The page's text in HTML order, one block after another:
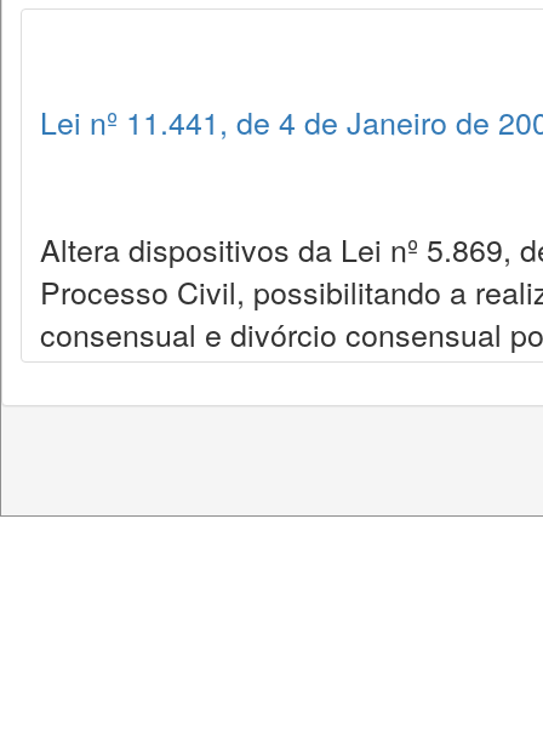
Lei nº 11.441, de 4 de Janeiro de
Altera dispositivos da Lei nº 5.869,
Processo Civil, possibilitando a
consensual e divórcio consensual